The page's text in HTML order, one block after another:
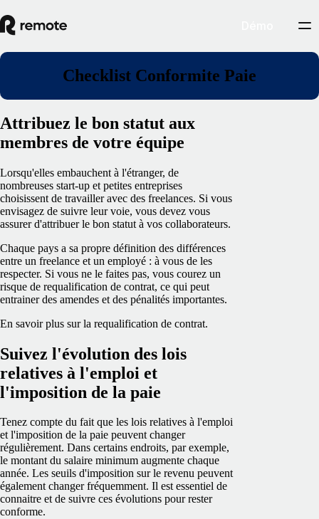
Checklist Conformite Paie
Attribuez le bon statut aux
membres de votre équipe
Lorsqu'elles embauchent à l'étranger, de
nombreuses start-up et petites entreprises
choisissent de travailler avec des freelances. Si vous
envisagez de suivre leur voie, vous devez vous
assurer d'attribuer le bon statut à vos collaborateurs.
Chaque pays a sa propre définition des différences
entre un freelance et un employé : à vous de les
respecter. Si vous ne le faites pas, vous courez un
risque de requalification de contrat, ce qui peut
entrainer des amendes et des pénalités importantes.
En savoir plus sur la requalification de contrat.
Suivez l'évolution des lois
relatives à l'emploi et
l'imposition de la paie
Tenez compte du fait que les lois relatives à l'emploi
et l'imposition de la paie peuvent changer
régulièrement. Dans certains endroits, par exemple,
le montant du salaire minimum augmente chaque
année. Les seuils d'imposition sur le revenu peuvent
également changer fréquemment. Il est essentiel de
connaitre et de suivre ces évolutions pour rester
conforme.